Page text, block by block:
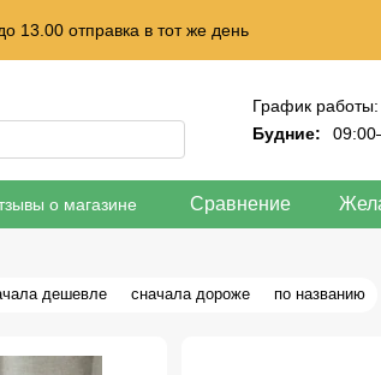
13.00 отправка в тот же день
График работы:
Будние:
о магазине Сравнение
дешевле сначала дороже по названию